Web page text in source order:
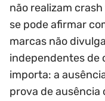
não realizam
se pode afirmar
marcas não
independentes de
importa: a
prova de ausência